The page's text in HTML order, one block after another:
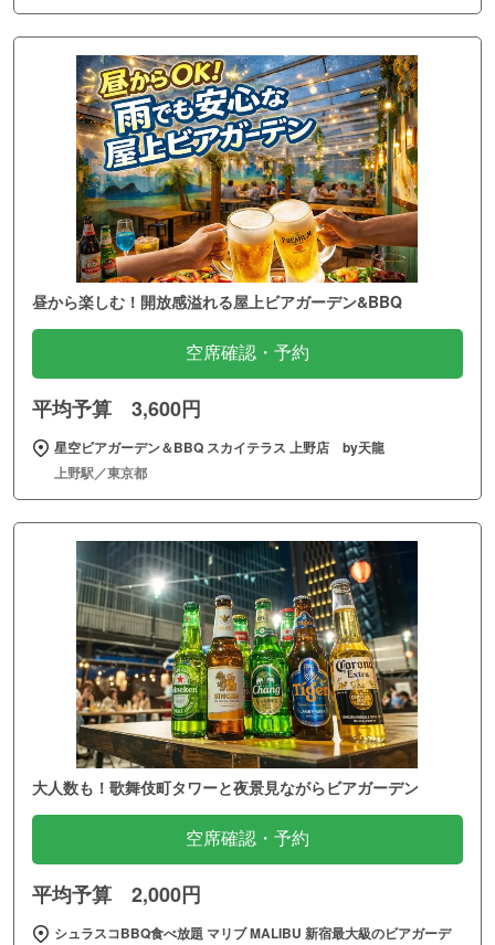
昼から楽しむ！開放感溢れる屋上ビアガーデン&BBQ
空席確認・予約
平均予算 3,600円
星空ビアガーデン＆BBQ スカイテラス 上野店 by天龍
上野駅／東京都
大人数も！歌舞伎町タワーと夜景見ながらビアガーデン
空席確認・予約
平均予算 2,000円
シュラスコBBQ食べ放題 マリブ MALIBU 新宿最大級のビアガーデ